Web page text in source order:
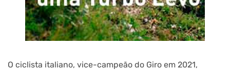
O ciclista italiano, vice-campeão do Giro em 2021,